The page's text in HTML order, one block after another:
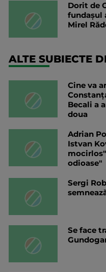
Dorit de
fundașul
Mirel
ALTE SUBIECTE
Cine va
Becali a
doua
Adrian
Istvan
odioase"
Sergi
Se face